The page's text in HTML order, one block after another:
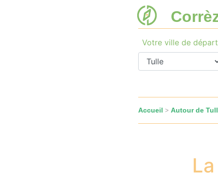
Votre ville de départ
Accueil > Autour de